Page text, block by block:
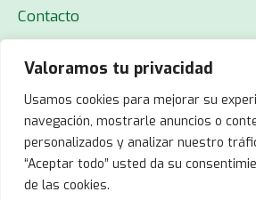
Valoramos tu privacidad
Usamos cookies para mejorar su
navegación, mostrarle anuncios o
personalizados y analizar nuestro
“Aceptar todo” usted da su
de las cookies.
Contacto